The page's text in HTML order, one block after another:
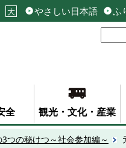
大 やさしい日本語 ふ
全 観光・文化・産業
つの秘けつ～社会参加編～